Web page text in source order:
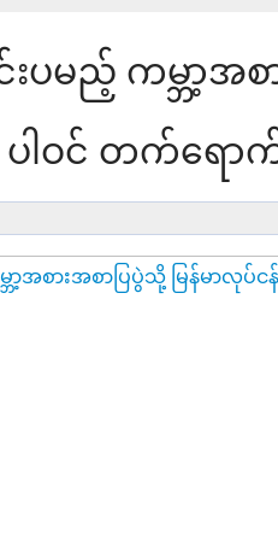
မည့် ကမ္ဘာ့အစ
ပါဝင် တက်ရော